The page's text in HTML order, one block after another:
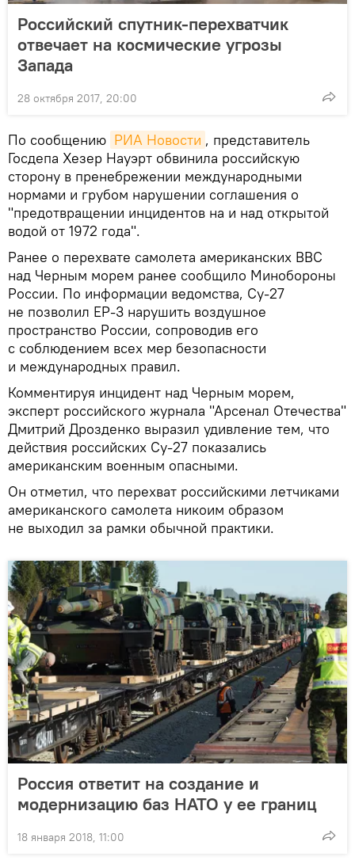
Российский спутник-перехватчик
отвечает на космические угрозы
Запада
28 октября 2017, 20:00
По сообщению РИА Новости , представитель
Госдепа Хезер Науэрт обвинила российскую
сторону в пренебрежении международными
нормами и грубом нарушении соглашения о
"предотвращении инцидентов на и над открытой
водой от 1972 года".
Ранее о перехвате самолета американских ВВС
над Черным морем ранее сообщило Минобороны
России. По информации ведомства, Су-27
не позволил ЕР-3 нарушить воздушное
пространство России, сопроводив его
с соблюдением всех мер безопасности
и международных правил.
Комментируя инцидент над Черным морем,
эксперт российского журнала "Арсенал Отечества"
Дмитрий Дрозденко выразил удивление тем, что
действия российских Су-27 показались
американским военным опасными.
Он отметил, что перехват российскими летчиками
американского самолета никоим образом
не выходил за рамки обычной практики.
Россия ответит на создание и
модернизацию баз НАТО у ее границ
18 января 2018, 11:00